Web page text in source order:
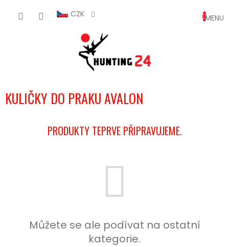
CZK
KOŠÍK
KULIČKY DO PRAKU AVALON
PRODUKTY TEPRVE PŘIPRAVUJEME.
Můžete se ale podívat na ostatní
kategorie.